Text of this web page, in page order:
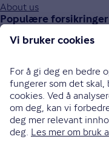
About us
Populære forsikringer
Bilforsikring
Innboforsikring
Husforsikring
Livsforsikring
Barneforsikring
Alle forsikringer
915 03 100